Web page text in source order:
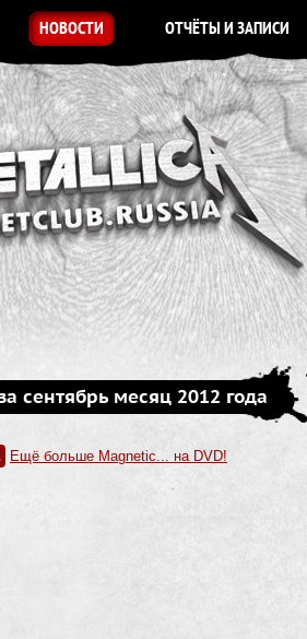
НОВОСТИ ОТЧЁТЫ И ЗАПИСИ
сентябрь месяц 2012 года
Ещё больше Magnetic... на DVD!